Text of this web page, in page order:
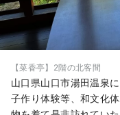
【菜香亭】2階の北客間
山口県山口市湯田温泉
子作り体験等、和文化